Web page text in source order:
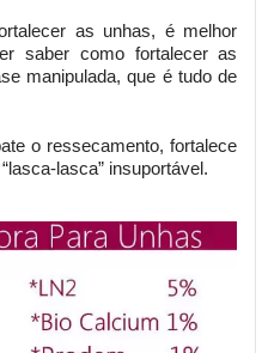
as unhas, é melhor
saber como fortalecer as
manipulada, que é tudo de
o ressecamento, fortalece
lasca” insuportável.